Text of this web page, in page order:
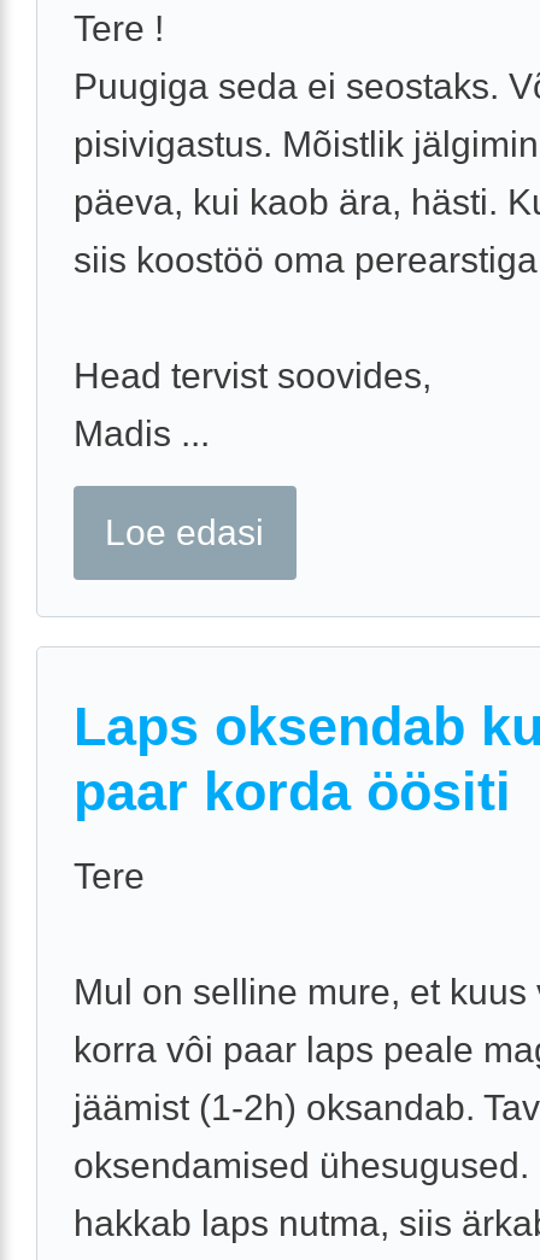
Tere !
Puugiga seda ei seostaks.
pisivigastus. Mõistlik
päeva, kui kaob ära, hästi.
siis koostöö oma
Head tervist soovides,
Madis ...
Loe edasi
Laps oksendab
paar korda öösiti
Tere
Mul on selline mure, et kuus
korra vôi paar laps peale
jäämist (1-2h) oksandab.
oksendamised
hakkab laps nutma, siis